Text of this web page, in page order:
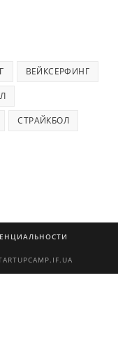
ВЕЙКСЕРФИНГ
СТРАЙКБОЛ